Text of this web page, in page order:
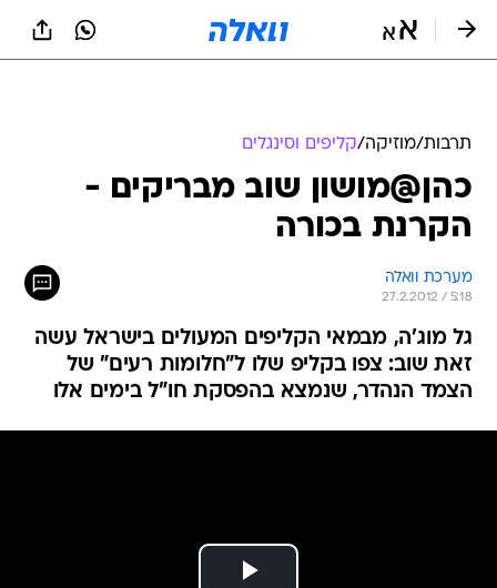
תרבות/מוזיקה/קליפים וסינגלים
כהן@מושון שוב מבריקים -
הקרנת בכורה
מערכת וואלה
27.2.2012 / 5:18
גל מוג'ה, מבמאי הקליפים המעולים בישראל עשה
זאת שוב: צפו בקליפ שלו ל"חלומות רעים" של
הצמד הנהדר, שנמצא בהפסקת חו"ל בימים אלו